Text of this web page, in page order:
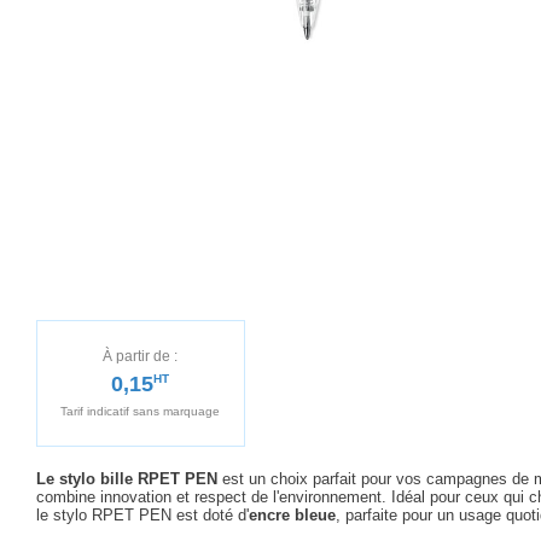
À partir de :
0,15HT
Tarif indicatif sans marquage
Le stylo bille RPET PEN est un choix parfait pour vos campagnes de
combine innovation et respect de l'environnement. Idéal pour ceux qui
le stylo RPET PEN est doté d'encre bleue, parfaite pour un usage